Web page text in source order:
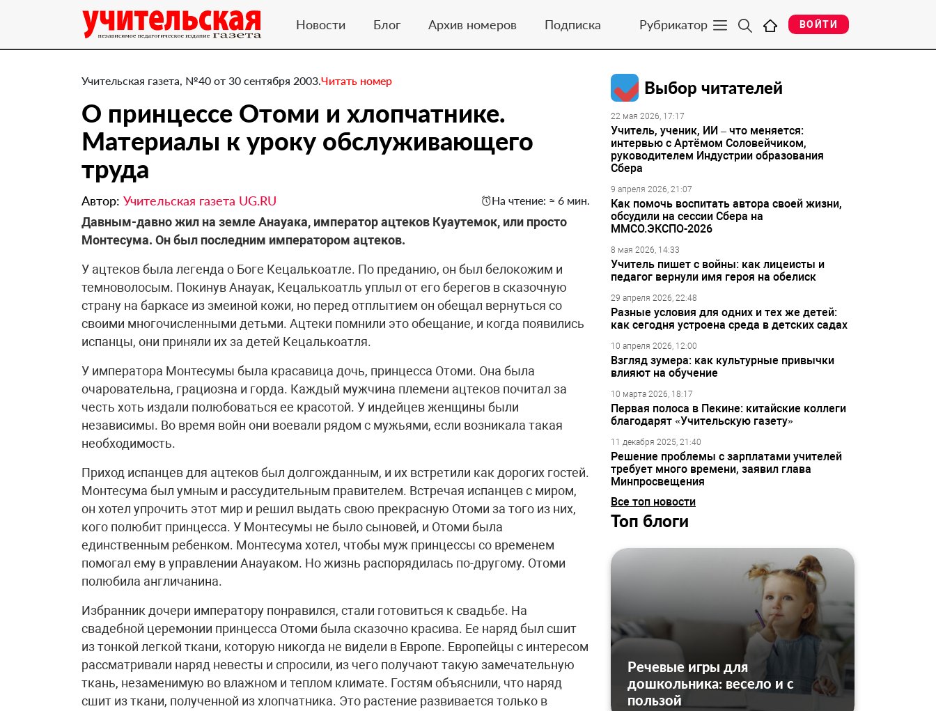
Новости Блог Архив номеров Подписка Рубрикатор ВОЙТИ
Учительская газета, №40 от 30 сентября 2003.Читать номер
О принцессе Отоми и хлопчатнике.
Материалы к уроку обслуживающего
труда
Автор: Учительская газета UG.RU На чтение: ≈ 6 мин.
Давным-давно жил на земле Анауака, император ацтеков Куаутемок, или просто
Монтесума. Он был последним императором ацтеков.
У ацтеков была легенда о Боге Кецалькоатле. По преданию, он был белокожим и
темноволосым. Покинув Анауак, Кецалькоатль уплыл от его берегов в сказочную
страну на баркасе из змеиной кожи, но перед отплытием он обещал вернуться со
своими многочисленными детьми. Ацтеки помнили это обещание, и когда появились
испанцы, они приняли их за детей Кецалькоатля.
У императора Монтесумы была красавица дочь, принцесса Отоми. Она была
очаровательна, грациозна и горда. Каждый мужчина племени ацтеков почитал за
честь хоть издали полюбоваться ее красотой. У индейцев женщины были
независимы. Во время войн они воевали рядом с мужьями, если возникала такая
необходимость.
Приход испанцев для ацтеков был долгожданным, и их встретили как дорогих гостей.
Монтесума был умным и рассудительным правителем. Встречая испанцев с миром,
он хотел упрочить этот мир и решил выдать свою прекрасную Отоми за того из них,
кого полюбит принцесса. У Монтесумы не было сыновей, и Отоми была
единственным ребенком. Монтесума хотел, чтобы муж принцессы со временем
помогал ему в управлении Анауаком. Но жизнь распорядилась по-другому. Отоми
полюбила англичанина.
Избранник дочери императору понравился, стали готовиться к свадьбе. На
свадебной церемонии принцесса Отоми была сказочно красива. Ее наряд был сшит
из тонкой легкой ткани, которую никогда не видели в Европе. Европейцы с интересом
рассматривали наряд невесты и спросили, из чего получают такую замечательную
ткань, незаменимую во влажном и теплом климате. Гостям объяснили, что наряд
сшит из ткани, полученной из хлопчатника. Это растение развивается только в
Выбор читателей
22 мая 2026, 17:17
Учитель, ученик, ИИ – что меняется:
интервью с Артёмом Соловейчиком,
руководителем Индустрии образования
Сбера
9 апреля 2026, 21:07
Как помочь воспитать автора своей жизни,
обсудили на сессии Сбера на
ММСО.ЭКСПО-2026
8 мая 2026, 14:33
Учитель пишет с войны: как лицеисты и
педагог вернули имя героя на обелиск
29 апреля 2026, 22:48
Разные условия для одних и тех же детей:
как сегодня устроена среда в детских садах
10 апреля 2026, 12:00
Взгляд зумера: как культурные привычки
влияют на обучение
10 марта 2026, 18:17
Первая полоса в Пекине: китайские коллеги
благодарят «Учительскую газету»
11 декабря 2025, 21:40
Решение проблемы с зарплатами учителей
требует много времени, заявил глава
Минпросвещения
Все топ новости
Топ блоги
Речевые игры для
дошкольника: весело и с
пользой